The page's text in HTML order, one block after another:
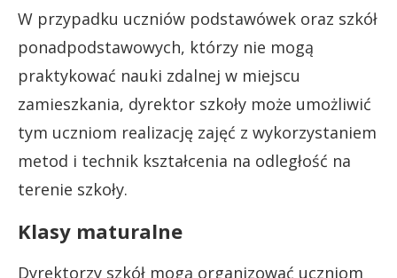
W przypadku uczniów podstawówek oraz szkół
ponadpodstawowych, którzy nie mogą
praktykować nauki zdalnej w miejscu
zamieszkania, dyrektor szkoły może umożliwić
tym uczniom realizację zajęć z wykorzystaniem
metod i technik kształcenia na odległość na
terenie szkoły.
Klasy maturalne
Dyrektorzy szkół mogą organizować uczniom